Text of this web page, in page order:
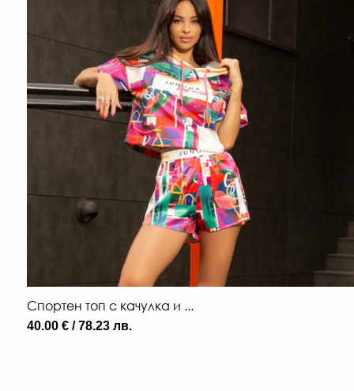
Спортен топ с качулка и ...
40.00 € / 78.23 лв.